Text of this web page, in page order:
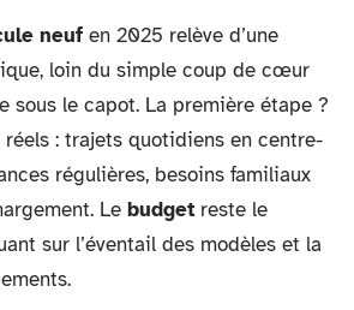
neuf en 2025 relève d’une
loin du simple coup de cœur
sous le capot. La première étape ?
réels : trajets quotidiens en centre-
régulières, besoins familiaux
Le budget reste le
sur l’éventail des modèles et la